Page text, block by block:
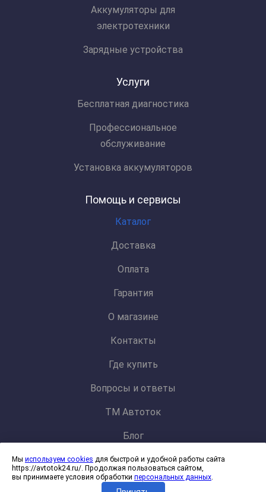
Аккумуляторы для
электротехники
Зарядные устройства
Услуги
Бесплатная диагностика
Профессиональное
обслуживание
Установка аккумуляторов
Помощь и сервисы
Каталог
Доставка
Оплата
Гарантия
О магазине
Контакты
Где купить
Вопросы и ответы
ТМ Автоток
Блог
Политика конфиденциальности и обработки персональных данных
Согласие на обработку файлов cookies
Мы используем cookies для быстрой и удобной работы сайта
https://avtotok24.ru/. Продолжая пользоваться сайтом,
вы принимаете условия обработки персональных данных.